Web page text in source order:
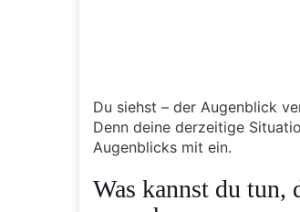
Du siehst – der Augenblick
Denn deine derzeitige
Augenblicks mit ein.
Was kannst du tun,